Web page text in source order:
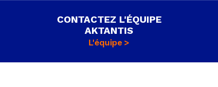
CONTACTEZ L'ÉQUIPE
AKTANTIS
L'équipe